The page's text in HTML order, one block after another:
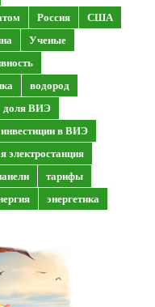
Россия
США
Ученые
водород
доля ВИЭ
инвестиции в ВИЭ
электростанция
тарифы
энергетика